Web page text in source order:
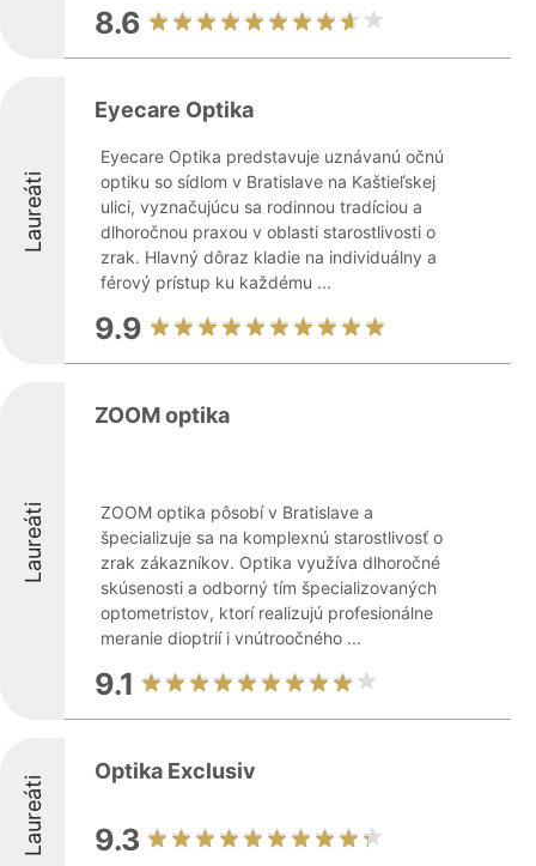
8.6
Laureáti
Eyecare Optika
Eyecare Optika predstavuje uznávanú očnú
optiku so sídlom v Bratislave na Kaštieľskej
ulici, vyznačujúcu sa rodinnou tradíciou a
dlhoročnou praxou v oblasti starostlivosti o
zrak. Hlavný dôraz kladie na individuálny a
férový prístup ku každému ...
9.9
Laureáti
ZOOM optika
ZOOM optika pôsobí v Bratislave a
špecializuje sa na komplexnú starostlivosť o
zrak zákazníkov. Optika využíva dlhoročné
skúsenosti a odborný tím špecializovaných
optometristov, ktorí realizujú profesionálne
meranie dioptrií i vnútroočného ...
9.1
Laureáti
Optika Exclusiv
9.3